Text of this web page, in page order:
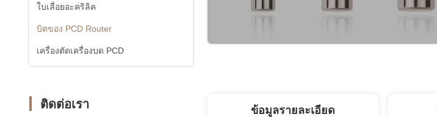
ใบเลื่อยอะคริลิค
บิตของ PCD Router
เครื่องตัดเครื่องบด PCD
ติดต่อเรา ข้อมูลรายละเอียด